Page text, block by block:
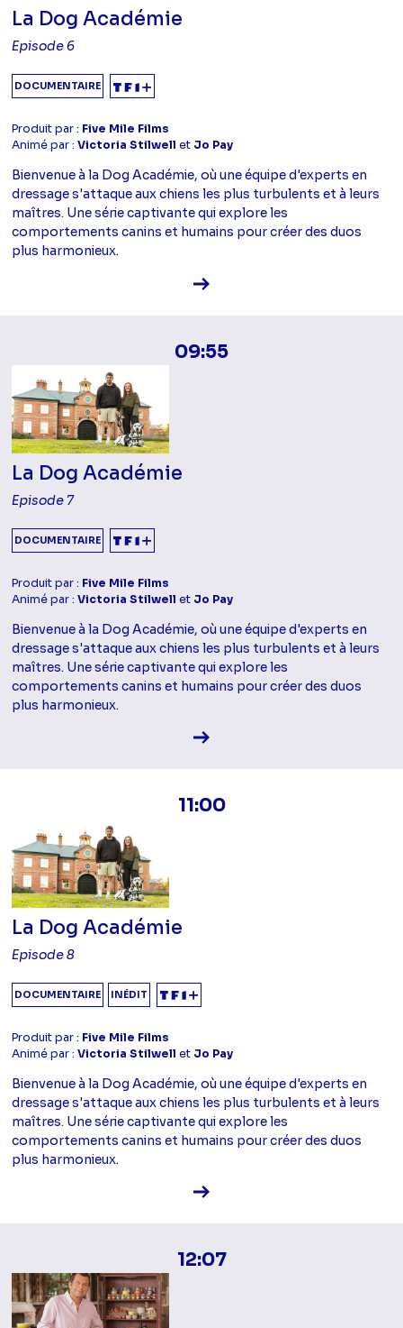
La Dog Académie
Episode 6
DOCUMENTAIRE
Produit par : Five Mile Films
Animé par :Victoria Stilwell et Jo Pay
Bienvenue à la Dog Académie, où une équipe d'experts en
dressage s'attaque aux chiens les plus turbulents et à leurs
maîtres. Une série captivante qui explore les
comportements canins et humains pour créer des duos
plus harmonieux.
Voir la fiche diffusion
09:55
La Dog Académie
Episode 7
DOCUMENTAIRE
Produit par : Five Mile Films
Animé par :Victoria Stilwell et Jo Pay
Bienvenue à la Dog Académie, où une équipe d'experts en
dressage s'attaque aux chiens les plus turbulents et à leurs
maîtres. Une série captivante qui explore les
comportements canins et humains pour créer des duos
plus harmonieux.
Voir la fiche diffusion
11:00
La Dog Académie
Episode 8
DOCUMENTAIRE INÉDIT
Produit par : Five Mile Films
Animé par :Victoria Stilwell et Jo Pay
Bienvenue à la Dog Académie, où une équipe d'experts en
dressage s'attaque aux chiens les plus turbulents et à leurs
maîtres. Une série captivante qui explore les
comportements canins et humains pour créer des duos
plus harmonieux.
Voir la fiche diffusion
12:07